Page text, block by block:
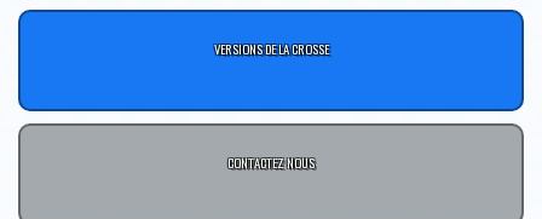
VERSIONS DE LA CROSSE
CONTACTEZ NOUS